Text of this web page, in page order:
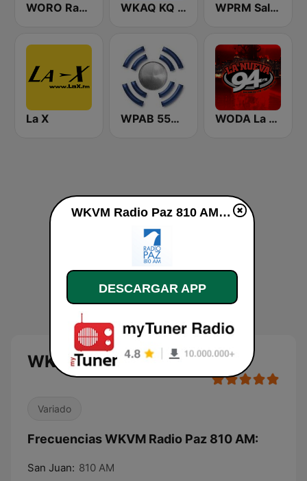
WORO Radio Oro 92.5 FM WKAQ KQ 105 WPRM Salsoul 99.1 FM
La X WPAB 550 AM WODA La Nueva 94 FM
WKVM Radio Paz 810 AM
Variado
Frecuencias WKVM Radio Paz 810 AM:
San Juan: 810 AM
WKVM Radio Paz 810 AM en vivo
DESCARGAR APP